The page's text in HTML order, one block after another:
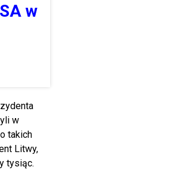
w
w
takich
Litwy,
tysiąc.